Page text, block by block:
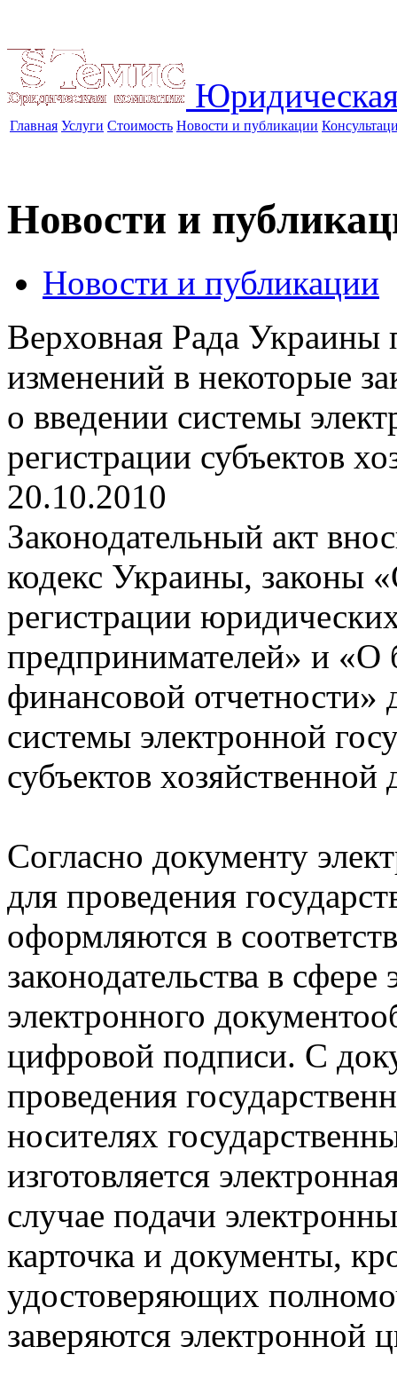
Главная Услуги Стоимость Новости и публикации
Новости и
Новости и публикации
Верховная Рада Украины
изменений в некоторые
о введении системы
регистрации субъектов
20.10.2010
Законодательный акт
кодекс Украины, законы
регистрации
предпринимателей» и «О
финансовой отчетности»
системы электронной
субъектов хозяйственной
Согласно документу
для проведения
оформляются в
законодательства в
электронного
цифровой подписи. С
проведения
носителях
изготовляется
случае подачи
карточка и документы,
удостоверяющих
заверяются электронной